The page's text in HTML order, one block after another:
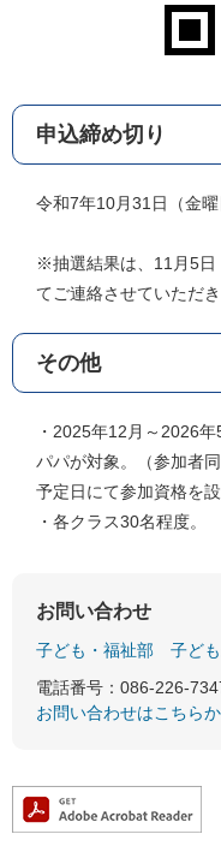
申込締め切り
令和7年10月31日（金
※抽選結果は、11月5日
てご連絡させていただき
その他
・2025年12月～2026
パパが対象。（参加者
予定日にて参加資格を
・各クラス30名程度。
お問い合わせ
子ども・福祉部 子ど
電話番号：086-226-
お問い合わせはこちら